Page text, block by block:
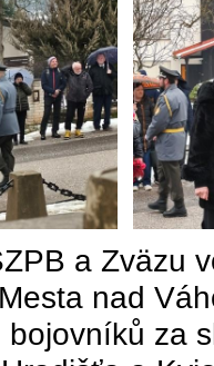
a Zväzu
Mesta nad
za